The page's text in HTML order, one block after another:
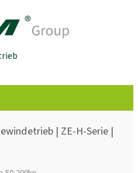
| ZE-H-Serie |